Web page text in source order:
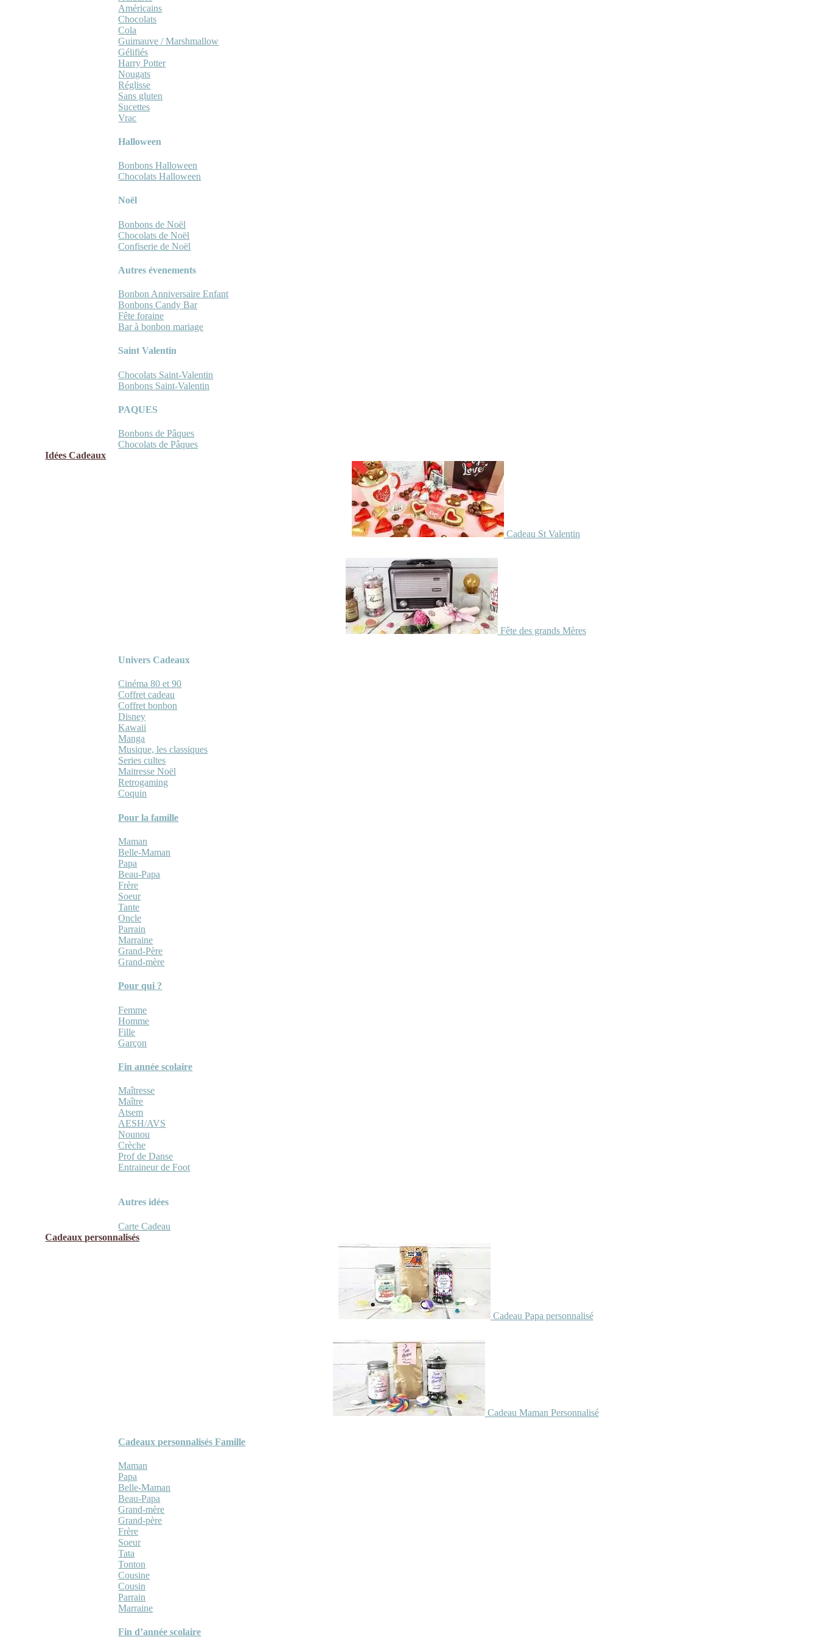
Américains
Chocolats
Cola
Guimauve / Marshmallow
Gélifiés
Harry Potter
Nougats
Réglisse
Sans gluten
Sucettes
Vrac
Halloween
Bonbons Halloween
Chocolats Halloween
Noël
Bonbons de Noël
Chocolats de Noël
Confiserie de Noël
Autres évenements
Bonbon Anniversaire Enfant
Bonbons Candy Bar
Fête foraine
Bar à bonbon mariage
Saint Valentin
Chocolats Saint-Valentin
Bonbons Saint-Valentin
PAQUES
Bonbons de Pâques
Chocolats de Pâques
Idées Cadeaux
Cadeau St Valentin
Fête des grands Mères
Univers Cadeaux
Cinéma 80 et 90
Coffret cadeau
Coffret bonbon
Disney
Kawaii
Manga
Musique, les classiques
Series cultes
Maitresse Noël
Retrogaming
Coquin
Pour la famille
Maman
Belle-Maman
Papa
Beau-Papa
Frère
Soeur
Tante
Oncle
Parrain
Marraine
Grand-Père
Grand-mère
Pour qui ?
Femme
Homme
Fille
Garçon
Fin année scolaire
Maîtresse
Maître
Atsem
AESH/AVS
Nounou
Crèche
Prof de Danse
Entraineur de Foot
Autres idées
Carte Cadeau
Cadeaux personnalisés
Cadeau Papa personnalisé
Cadeau Maman Personnalisé
Cadeaux personnalisés Famille
Maman
Papa
Belle-Maman
Beau-Papa
Grand-mère
Grand-père
Frère
Soeur
Tata
Tonton
Cousine
Cousin
Parrain
Marraine
Fin d’année scolaire